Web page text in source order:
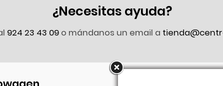
¿Necesitas ayuda?
924 23 43 09 o mándanos un email a